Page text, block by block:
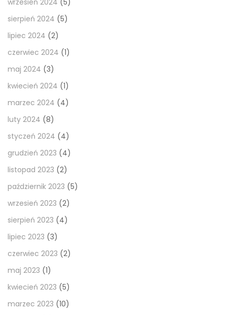
wrzesień 2024 (5)
sierpień 2024 (5)
lipiec 2024 (2)
czerwiec 2024 (1)
maj 2024 (3)
kwiecień 2024 (1)
marzec 2024 (4)
luty 2024 (8)
styczeń 2024 (4)
grudzień 2023 (4)
listopad 2023 (2)
październik 2023 (5)
wrzesień 2023 (2)
sierpień 2023 (4)
lipiec 2023 (3)
czerwiec 2023 (2)
maj 2023 (1)
kwiecień 2023 (5)
marzec 2023 (10)